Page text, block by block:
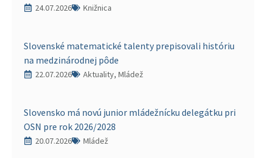
24.07.2026 Knižnica
Slovenské matematické talenty prepisovali históriu
na medzinárodnej pôde
22.07.2026 Aktuality, Mládež
Slovensko má novú junior mládežnícku delegátku pri
OSN pre rok 2026/2028
20.07.2026 Mládež